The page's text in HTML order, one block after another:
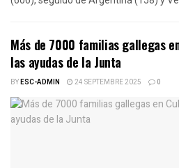
Más de 7000 familias gallegas
las ayudas de la Junta
BYESC-ADMIN 24 SEPTEMBRE 2025 0